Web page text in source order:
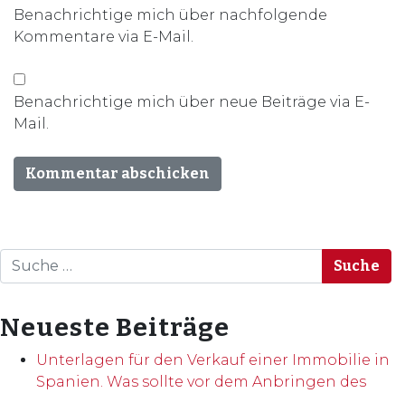
Benachrichtige mich über nachfolgende
Kommentare via E-Mail.
Benachrichtige mich über neue Beiträge via E-
Mail.
Suche
Neueste Beiträge
Unterlagen für den Verkauf einer Immobilie in
Spanien. Was sollte vor dem Anbringen des